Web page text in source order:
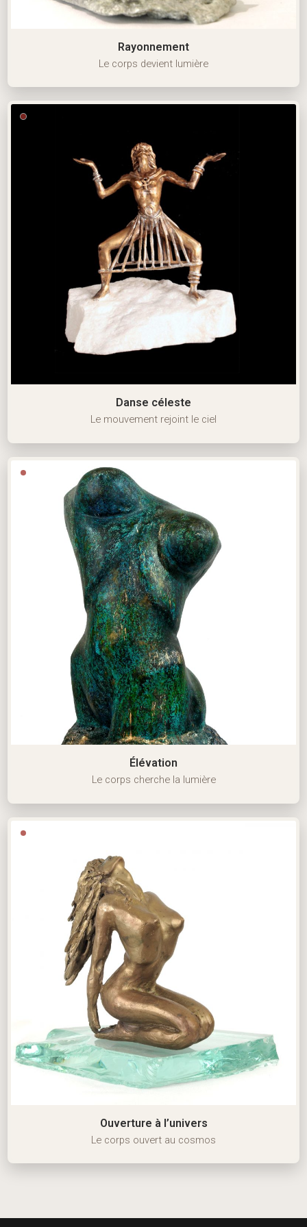
Rayonnement
Le corps devient lumière
Danse céleste
Le mouvement rejoint le ciel
Élévation
Le corps cherche la lumière
Ouverture à l’univers
Le corps ouvert au cosmos